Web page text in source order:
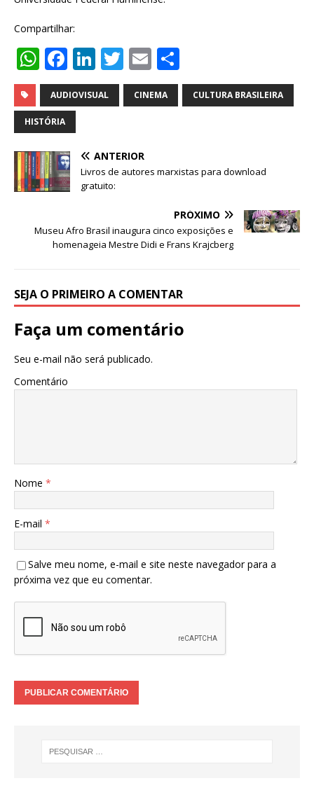
Compartilhar:
W
h
at
s
A
p
p
F
a
c
e
b
o
o
Li
n
k
dI
n
T
w
it
r
E
m
ai
h
ar
AUDIOVISUAL CINEMA CULTURA BRASILEIRA
HISTÓRIA
ANTERIOR
Livros de autores marxistas para download
gratuito:
PRÓXIMO
Museu Afro Brasil inaugura cinco exposições e
homenageia Mestre Didi e Frans Krajcberg
SEJA O PRIMEIRO A COMENTAR
Faça um comentário
Seu e-mail não será publicado.
Comentário
Nome *
E-mail *
Salve meu nome, e-mail e site neste navegador para a
próxima vez que eu comentar.